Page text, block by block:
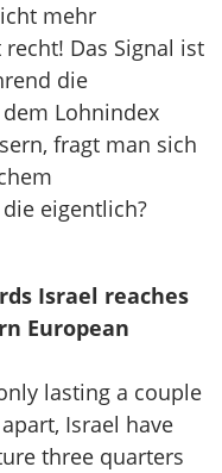
mehr
Das Signal ist
die
Lohnindex
fragt man sich
eigentlich?
Israel reaches
European
lasting a couple
Israel have
three quarters